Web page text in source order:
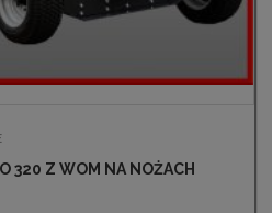
320 Z WOM NA NOŻACH